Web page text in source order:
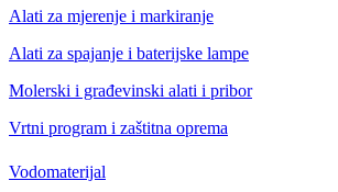
Alati za mjerenje i markiranje
Alati za spajanje i baterijske lampe
Molerski i građevinski alati i pribor
Vrtni program i zaštitna oprema
Vodomaterijal